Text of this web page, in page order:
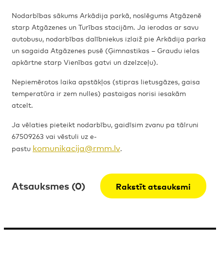
Nodarbības sākums Arkādija parkā, noslēgums Atgāzenē
starp Atgāzenes un Turības stacijām. Ja ierodas ar savu
autobusu, nodarbības dalībniekus izlaiž pie Arkādija parka
un sagaida Atgāzenes pusē (Ģimnastikas – Graudu ielas
apkārtne starp Vienības gatvi un dzelzceļu).
Nepiemērotos laika apstākļos (stipras lietusgāzes, gaisa
temperatūra ir zem nulles) pastaigas norisi iesakām
atcelt.
Ja vēlaties pieteikt nodarbību, gaidīsim zvanu pa tālruni
67509263 vai vēstuli uz e-
pastu komunikacija@rmm.lv
Atsauksmes (0) Rakstīt atsauksmi